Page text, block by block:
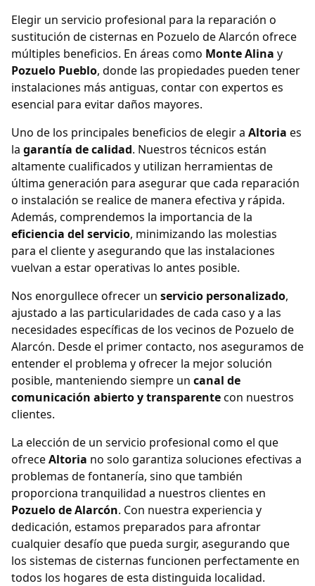
Elegir un servicio profesional para la reparación o
sustitución de cisternas en Pozuelo de Alarcón ofrece
múltiples beneficios. En áreas como Monte Alina y
Pozuelo Pueblo, donde las propiedades pueden tener
instalaciones más antiguas, contar con expertos es
esencial para evitar daños mayores.
Uno de los principales beneficios de elegir a Altoria es
la garantía de calidad. Nuestros técnicos están
altamente cualificados y utilizan herramientas de
última generación para asegurar que cada reparación
o instalación se realice de manera efectiva y rápida.
Además, comprendemos la importancia de la
eficiencia del servicio, minimizando las molestias
para el cliente y asegurando que las instalaciones
vuelvan a estar operativas lo antes posible.
Nos enorgullece ofrecer un servicio personalizado,
ajustado a las particularidades de cada caso y a las
necesidades específicas de los vecinos de Pozuelo de
Alarcón. Desde el primer contacto, nos aseguramos de
entender el problema y ofrecer la mejor solución
posible, manteniendo siempre un canal de
comunicación abierto y transparentecon nuestros
clientes.
La elección de un servicio profesional como el que
ofreceAltoria no solo garantiza soluciones efectivas a
problemas de fontanería, sino que también
proporciona tranquilidad a nuestros clientes en
Pozuelo de Alarcón. Con nuestra experiencia y
dedicación, estamos preparados para afrontar
cualquier desafío que pueda surgir, asegurando que
los sistemas de cisternas funcionen perfectamente en
todos los hogares de esta distinguida localidad.